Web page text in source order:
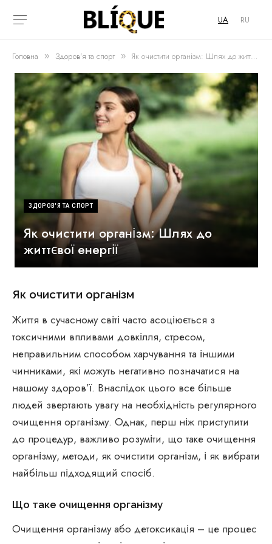
UA RU
Головна » Здоров'я та спорт » Як очистити організм: Шлях до життєвої енергії
ЗДОРОВ'Я ТА СПОРТ
Як очистити організм: Шлях до
життєвої енергії
Як очистити організм
Життя в сучасному світі часто асоціюється з
токсичними впливами довкілля, стресом,
неправильним способом харчування та іншими
чинниками, які можуть негативно позначатися на
нашому здоров’ї. Внаслідок цього все більше
людей звертають увагу на необхідність регулярного
очищення організму. Однак, перш ніж приступити
до процедур, важливо розуміти, що таке очищення
організму, методи, як очистити організм, і як вибрати
найбільш підходящий спосіб.
Що таке очищення організму
Очищення організму або детоксикація – це процес